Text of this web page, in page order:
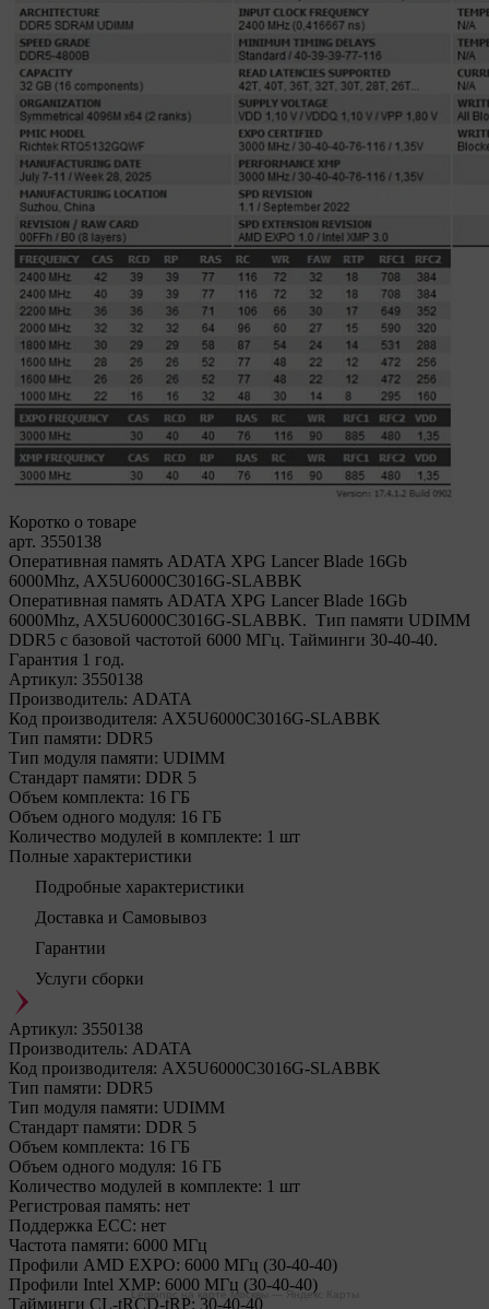
Коротко о товаре
арт. 3550138
Оперативная память ADATA XPG Lancer Blade 16Gb
6000Mhz, AX5U6000C3016G-SLABBK
Оперативная память ADATA XPG Lancer Blade 16Gb
6000Mhz, AX5U6000C3016G-SLABBK. Тип памяти UDIMM
DDR5 с базовой частотой 6000 МГц. Тайминги 30-40-40.
Гарантия 1 год.
Артикул: 3550138
Производитель: ADATA
Код производителя: AX5U6000C3016G-SLABBK
Тип памяти: DDR5
Тип модуля памяти: UDIMM
Стандарт памяти: DDR 5
Объем комплекта: 16 ГБ
Объем одного модуля: 16 ГБ
Количество модулей в комплекте: 1 шт
Полные характеристики
Подробные характеристики
Доставка и Самовывоз
Гарантии
Услуги сборки
Артикул: 3550138
Производитель: ADATA
Код производителя: AX5U6000C3016G-SLABBK
Тип памяти: DDR5
Тип модуля памяти: UDIMM
Стандарт памяти: DDR 5
Объем комплекта: 16 ГБ
Объем одного модуля: 16 ГБ
Количество модулей в комплекте: 1 шт
Регистровая память: нет
Поддержка ECC: нет
Частота памяти: 6000 МГц
Профили AMD EXPO: 6000 МГц (30-40-40)
Профили Intel XMP: 6000 МГц (30-40-40)
Тайминги CL-tRCD-tRP: 30-40-40
Legionpc на карте Москвы — Яндекс Карты